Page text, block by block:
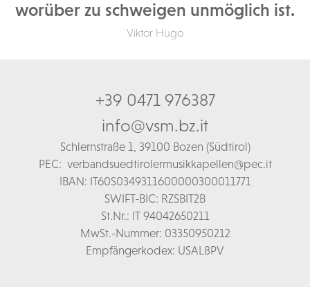
worüber zu schweigen unmöglich ist.
Viktor Hugo
+39 0471 976387
info@vsm.bz.it
Schlernstraße 1, 39100 Bozen (Südtirol)
PEC: verbandsuedtirolermusikkapellen@pec.it
IBAN: IT60S0349311600000300011771
SWIFT-BIC: RZSBIT2B
St.Nr.: IT 94042650211
MwSt.-Nummer: 03350950212
Empfängerkodex: USAL8PV